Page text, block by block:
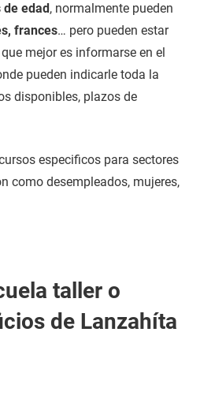
de edad, normalmente pueden
frances… pero pueden estar
mejor es informarse en el
pueden indicarle toda la
disponibles, plazos de
especificos para sectores
como desempleados, mujeres,
taller o
de Lanzahíta